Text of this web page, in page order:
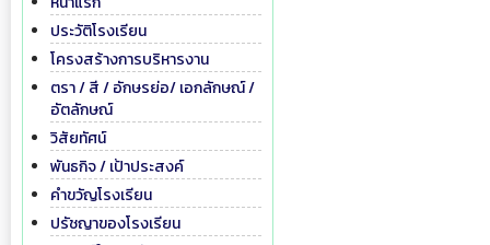
ประวัติโรงเรียน
โครงสร้างการบริหารงาน
ตรา / สี / อักษรย่อ/ เอกลักษณ์ /
อัตลักษณ์
วิสัยทัศน์
พันธกิจ / เป้าประสงค์
คำขวัญโรงเรียน
ปรัชญาของโรงเรียน